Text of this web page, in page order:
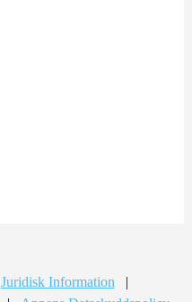
Juridisk Information
|